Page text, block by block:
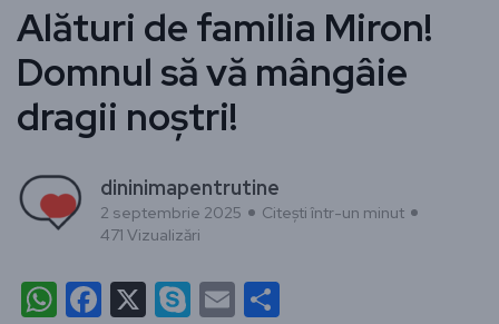
Alături de familia Miron!
Domnul să vă mângâie
dragii noștri!
dininimapentrutine
2 septembrie 2025
Citești într-un minut
471 Vizualizări
WhatsApp
Facebook
X Skype
Email